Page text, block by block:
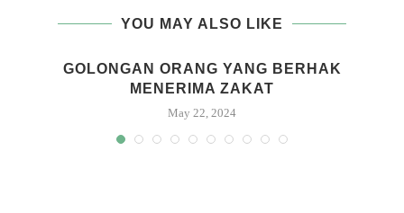
YOU MAY ALSO LIKE
GOLONGAN ORANG YANG BERHAK
MENERIMA ZAKAT
May 22, 2024